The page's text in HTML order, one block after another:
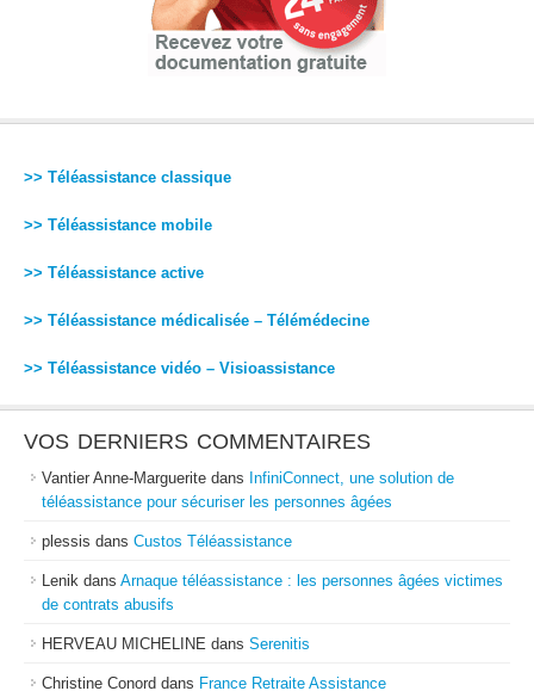
>> Téléassistance classique
>> Téléassistance mobile
>> Téléassistance active
>> Téléassistance médicalisée – Télémédecine
>> Téléassistance vidéo – Visioassistance
VOS DERNIERS COMMENTAIRES
Vantier Anne-Marguerite dans InfiniConnect, une solution de
téléassistance pour sécuriser les personnes âgées
plessis dans Custos Téléassistance
Lenik dans Arnaque téléassistance : les personnes âgées victimes
de contrats abusifs
HERVEAU MICHELINE dans Serenitis
Christine Conord dans France Retraite Assistance